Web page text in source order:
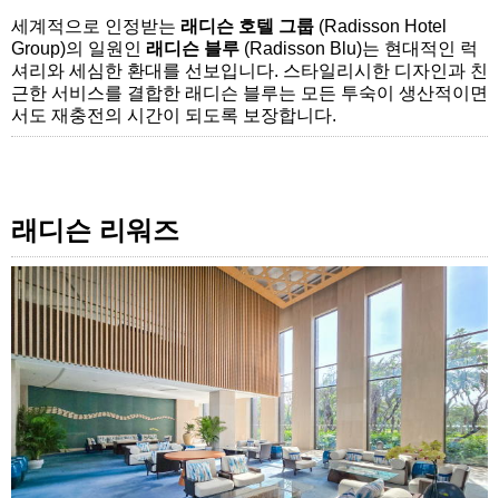
세계적으로 인정받는 래디슨 호텔 그룹 (Radisson Hotel
Group)의 일원인 래디슨 블루 (Radisson Blu)는 현대적인 럭
셔리와 세심한 환대를 선보입니다. 스타일리시한 디자인과 친
근한 서비스를 결합한 래디슨 블루는 모든 투숙이 생산적이면
서도 재충전의 시간이 되도록 보장합니다.
래디슨 리워즈